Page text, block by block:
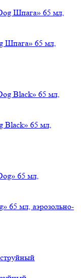
Шпага» 65 мл,
Black» 65 мл,
65 мл, аэрозольно-